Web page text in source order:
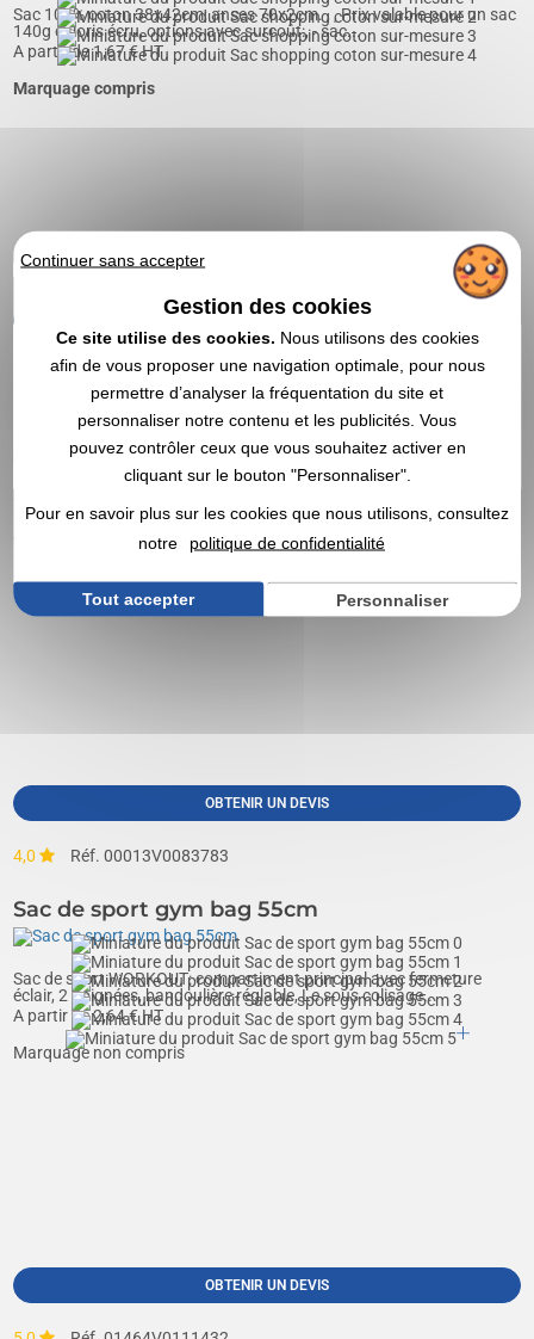
Sac 100% coton 38x42cm; anses 70x2cm. , , Prix valable pour un sac
140g coloris écru, options avec surcoût:, - sac...
A partir de1,67€ HT
Marquage compris
Réf. 01408V0062011
Sac shopping non tissé 1er prix
Disponible dans une large gamme de couleurs. 380 x 415...
OBTENIR UN DEVIS
4,0 Réf. 00013V0083783
Sac de sport gym bag 55cm
Sac de sport WORKOUT: compartiment principal avec fermeture
éclair, 2 poignées, bandoulière réglable, Le sous colisage...
A partir de2,64€ HT
Marquage non compris
OBTENIR UN DEVIS
Continuer sans accepter
Gestion des cookies
Ce site utilise des cookies. Nous utilisons des cookies
afin de vous proposer une navigation optimale, pour nous
permettre d’analyser la fréquentation du site et
personnaliser notre contenu et les publicités. Vous
pouvez contrôler ceux que vous souhaitez activer en
cliquant sur le bouton "Personnaliser".
Pour en savoir plus sur les cookies que nous utilisons, consultez
notre
politique de confidentialité
Tout accepter Personnaliser